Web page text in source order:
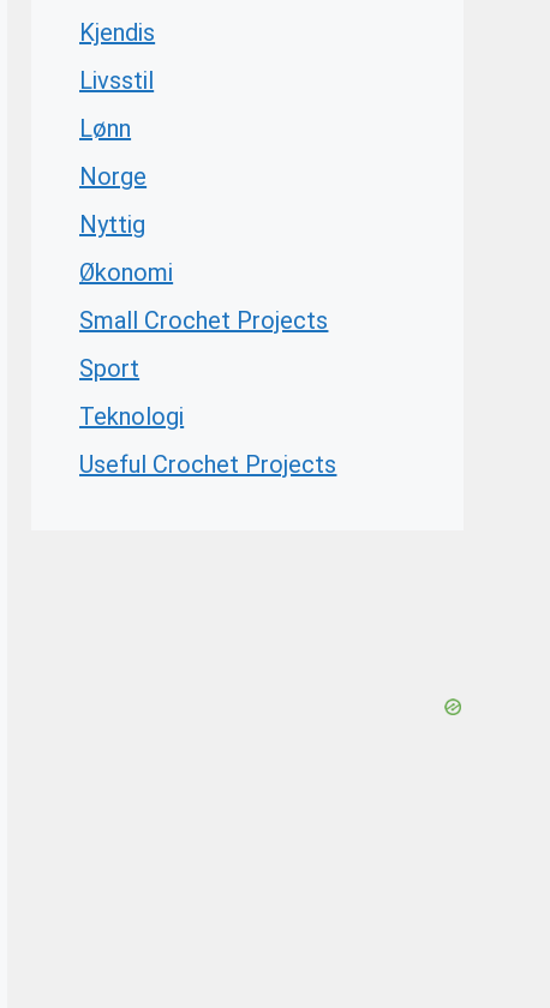
Kjendis
Livsstil
Lønn
Norge
Nyttig
Økonomi
Small Crochet Projects
Sport
Teknologi
Useful Crochet Projects